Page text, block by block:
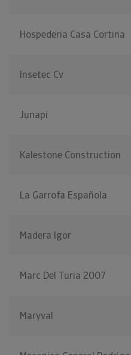
Hospederia Casa Cortina
Insetec Cv
Junapi
Kalestone Construction
La Garrofa Española
Madera Igor
Marc Del Turia 2007
Maryval